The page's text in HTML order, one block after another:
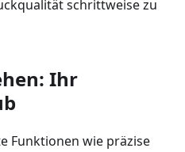
schrittweise zu
Ihr
Funktionen wie präzise